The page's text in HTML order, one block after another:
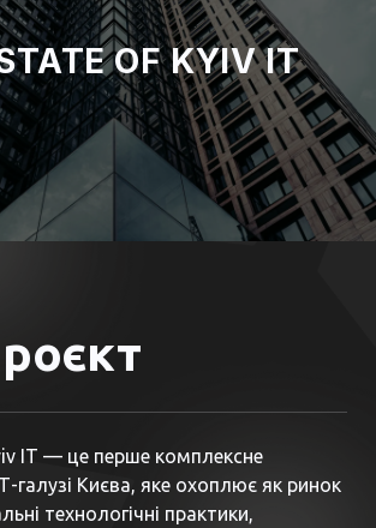
OF KYIV IT
IT — це перше комплексне
галузі Києва, яке охоплює як ринок
технологічні практики,